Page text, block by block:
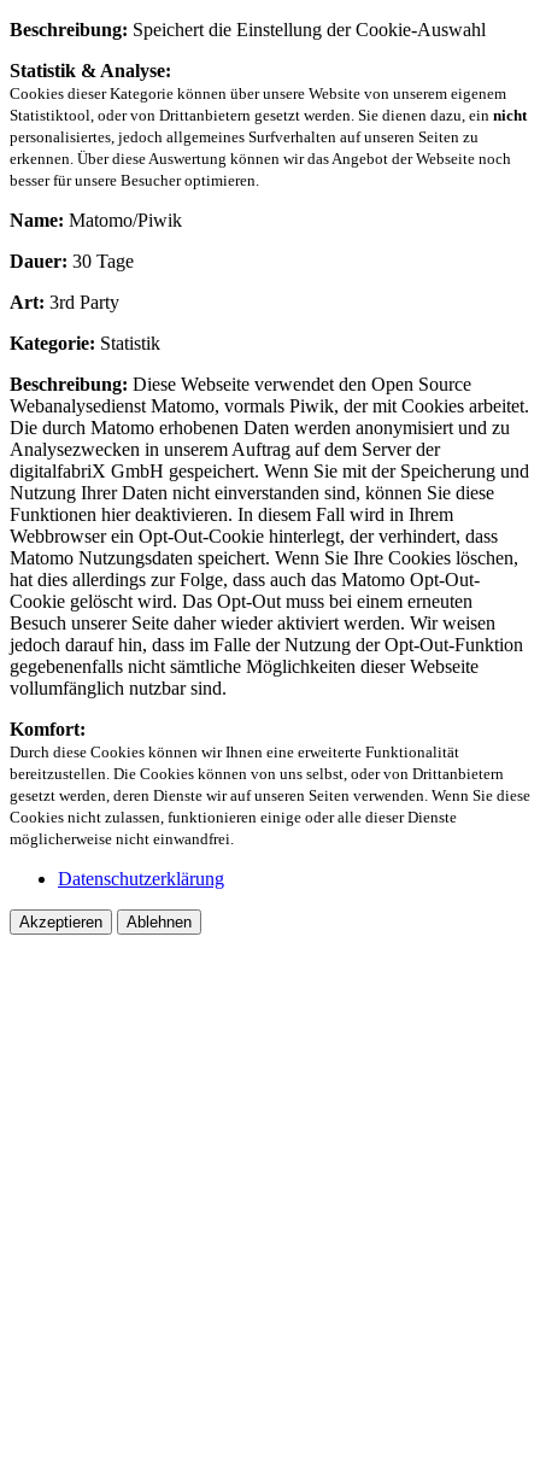
Beschreibung: Speichert die Einstellung der Cookie-Auswahl
Statistik & Analyse:
Cookies dieser Kategorie können über unsere Website von unserem eigenem
Statistiktool, oder von Drittanbietern gesetzt werden. Sie dienen dazu, ein nicht
personalisiertes, jedoch allgemeines Surfverhalten auf unseren Seiten zu
erkennen. Über diese Auswertung können wir das Angebot der Webseite noch
besser für unsere Besucher optimieren.
Name: Matomo/Piwik
Dauer: 30 Tage
Art: 3rd Party
Kategorie: Statistik
Beschreibung: Diese Webseite verwendet den Open Source
Webanalysedienst Matomo, vormals Piwik, der mit Cookies arbeitet.
Die durch Matomo erhobenen Daten werden anonymisiert und zu
Analysezwecken in unserem Auftrag auf dem Server der
digitalfabriX GmbH gespeichert. Wenn Sie mit der Speicherung und
Nutzung Ihrer Daten nicht einverstanden sind, können Sie diese
Funktionen hier deaktivieren. In diesem Fall wird in Ihrem
Webbrowser ein Opt-Out-Cookie hinterlegt, der verhindert, dass
Matomo Nutzungsdaten speichert. Wenn Sie Ihre Cookies löschen,
hat dies allerdings zur Folge, dass auch das Matomo Opt-Out-
Cookie gelöscht wird. Das Opt-Out muss bei einem erneuten
Besuch unserer Seite daher wieder aktiviert werden. Wir weisen
jedoch darauf hin, dass im Falle der Nutzung der Opt-Out-Funktion
gegebenenfalls nicht sämtliche Möglichkeiten dieser Webseite
vollumfänglich nutzbar sind.
Komfort:
Durch diese Cookies können wir Ihnen eine erweiterte Funktionalität
bereitzustellen. Die Cookies können von uns selbst, oder von Drittanbietern
gesetzt werden, deren Dienste wir auf unseren Seiten verwenden. Wenn Sie diese
Cookies nicht zulassen, funktionieren einige oder alle dieser Dienste
möglicherweise nicht einwandfrei.
Datenschutzerklärung
Akzeptieren Ablehnen